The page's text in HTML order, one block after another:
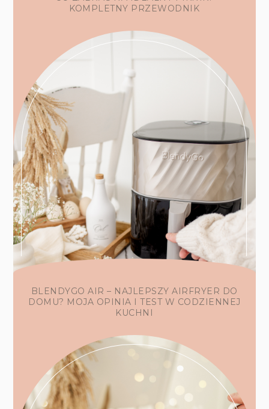
KOMPLETNY PRZEWODNIK
BLENDYGO AIR – NAJLEPSZY AIRFRYER DO
DOMU? MOJA OPINIA I TEST W CODZIENNEJ
KUCHNI